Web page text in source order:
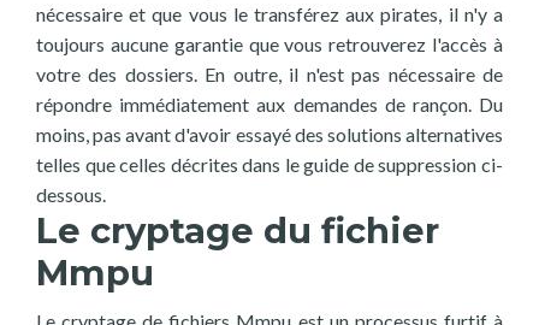
nécessaire et que vous le transférez aux pirates, il n'y a
toujours aucune garantie que vous retrouverez l'accès à
votre des dossiers. En outre, il n'est pas nécessaire de
répondre immédiatement aux demandes de rançon. Du
moins, pas avant d'avoir essayé des solutions alternatives
telles que celles décrites dans le guide de suppression ci-
dessous.
Le cryptage du fichier
Mmpu